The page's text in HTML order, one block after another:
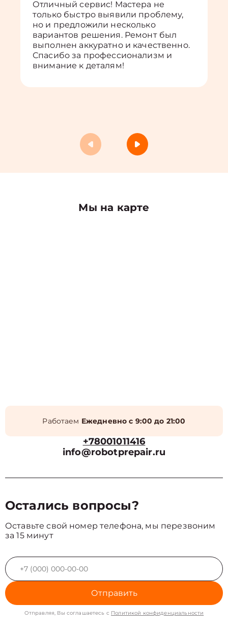
Отличный сервис! Мастера не
только быстро выявили проблему,
но и предложили несколько
вариантов решения. Ремонт был
выполнен аккуратно и качественно.
Спасибо за профессионализм и
внимание к деталям!
Мы на карте
Работаем Ежедневно с 9:00 до 21:00
+78001011416
info@robotprepair.ru
Остались вопросы?
Оставьте свой номер телефона, мы перезвоним
за 15 минут
Отправить
Отправляя, Вы соглашаетесь с Политикой конфиденциальности